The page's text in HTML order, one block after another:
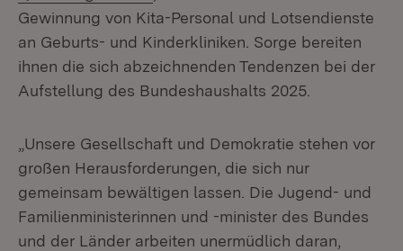
Gewinnung von Kita-Personal und Lotsendienste
an Geburts- und Kinderkliniken. Sorge bereiten
ihnen die sich abzeichnenden Tendenzen bei der
Aufstellung des Bundeshaushalts 2025.
„Unsere Gesellschaft und Demokratie stehen vor
großen Herausforderungen, die sich nur
gemeinsam bewältigen lassen. Die Jugend- und
Familienministerinnen und -minister des Bundes
und der Länder arbeiten unermüdlich daran,